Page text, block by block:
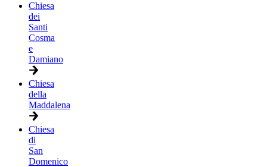
Chiesa
dei
Santi
Cosma
e
Damiano
Chiesa
della
Maddalena
Chiesa
di
San
Domenico